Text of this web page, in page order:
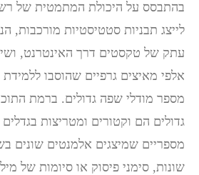
בהתבסס על היכולת המתמטית של
לייצג תבניות סטטיסטיות מורכבות,
עתק של טקסטים דרך האינטרנט,
אלפי מאיצים גרפיים שהוסבו ללמידת
מספר מודלי שפה גדולים. ברמת
גדולים הם וקטורים ומטריצות
מספריים שמיצגים אלמנטים שונים
שונות, סימני פיסוק או סיומות של